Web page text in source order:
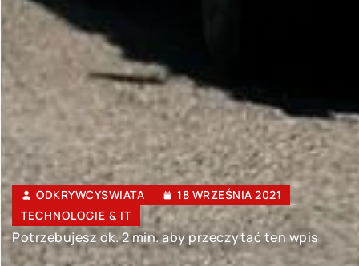
ODKRYWCYSWIATA
18 WRZEŚNIA 2021
TECHNOLOGIE & IT
Potrzebujesz ok. 2 min. aby przeczytać ten wpis